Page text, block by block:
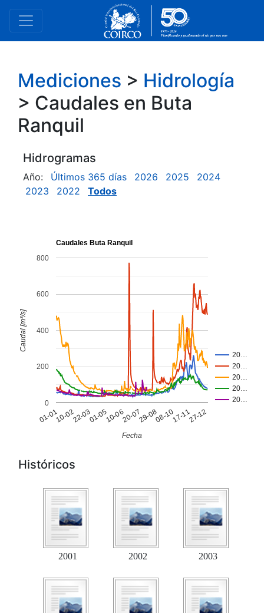
Mediciones > Hidrología
> Caudales en Buta
Ranquil
Hidrogramas
Año: Últimos 365 días 2026 2025
2024
2023
2022 Todos
Caudales Buta Ranquil
20…
20…
20…
20…
20…
01-0110-0222-0301-0510-0620-0729-0808-1017-1127-12
0
200
400
600
800
Fecha
Caudal [m³/s]
Históricos
2001 2002 2003